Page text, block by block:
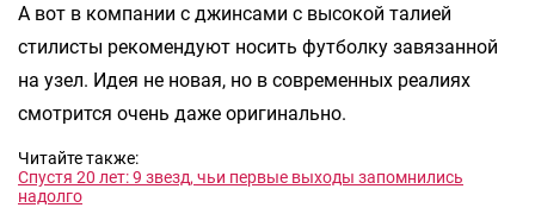
А вот в компании с джинсами с высокой талией
стилисты рекомендуют носить футболку завязанной
на узел. Идея не новая, но в современных реалиях
смотрится очень даже оригинально.
Читайте также:
Спустя 20 лет: 9 звезд, чьи первые выходы запомнились
надолго